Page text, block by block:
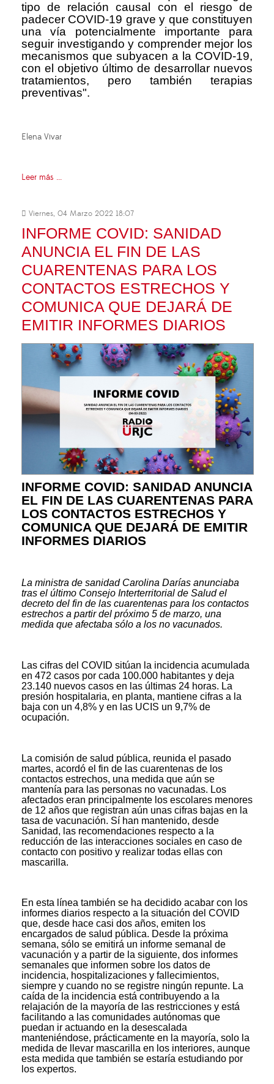
tipo de relación causal con el riesgo de
padecer COVID-19 grave y que constituyen
una vía potencialmente importante para
seguir investigando y comprender mejor los
mecanismos que subyacen a la COVID-19,
con el objetivo último de desarrollar nuevos
tratamientos, pero también terapias
preventivas".
Elena Vivar
Leer más ...
Viernes, 04 Marzo 2022 18:07
INFORME COVID: SANIDAD
ANUNCIA EL FIN DE LAS
CUARENTENAS PARA LOS
CONTACTOS ESTRECHOS Y
COMUNICA QUE DEJARÁ DE
EMITIR INFORMES DIARIOS
INFORME COVID: SANIDAD ANUNCIA
EL FIN DE LAS CUARENTENAS PARA
LOS CONTACTOS ESTRECHOS Y
COMUNICA QUE DEJARÁ DE EMITIR
INFORMES DIARIOS
La ministra de sanidad Carolina Darías anunciaba
tras el último Consejo Interterritorial de Salud el
decreto del fin de las cuarentenas para los contactos
estrechos a partir del próximo 5 de marzo, una
medida que afectaba sólo a los no vacunados.
Las cifras del COVID sitúan la incidencia acumulada
en 472 casos por cada 100.000 habitantes y deja
23.140 nuevos casos en las últimas 24 horas. La
presión hospitalaria, en planta, mantiene cifras a la
baja con un 4,8% y en las UCIS un 9,7% de
ocupación.
La comisión de salud pública, reunida el pasado
martes, acordó el fin de las cuarentenas de los
contactos estrechos, una medida que aún se
mantenía para las personas no vacunadas. Los
afectados eran principalmente los escolares menores
de 12 años que registran aún unas cifras bajas en la
tasa de vacunación. Sí han mantenido, desde
Sanidad, las recomendaciones respecto a la
reducción de las interacciones sociales en caso de
contacto con positivo y realizar todas ellas con
mascarilla.
En esta línea también se ha decidido acabar con los
informes diarios respecto a la situación del COVID
que, desde hace casi dos años, emiten los
encargados de salud pública. Desde la próxima
semana, sólo se emitirá un informe semanal de
vacunación y a partir de la siguiente, dos informes
semanales que informen sobre los datos de
incidencia, hospitalizaciones y fallecimientos,
siempre y cuando no se registre ningún repunte. La
caída de la incidencia está contribuyendo a la
relajación de la mayoría de las restricciones y está
facilitando a las comunidades autónomas que
puedan ir actuando en la desescalada
manteniéndose, prácticamente en la mayoría, solo la
medida de llevar mascarilla en los interiores, aunque
esta medida que también se estaría estudiando por
los expertos.